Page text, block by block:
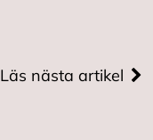
Läs nästa artikel